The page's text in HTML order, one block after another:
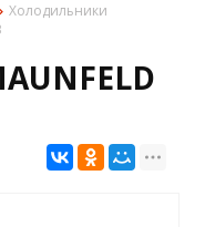
Холодильники